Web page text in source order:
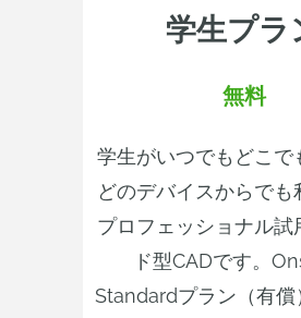
学生プラ
無料
学生がいつでもどこで
どのデバイスからでも
プロフェッショナル試
ド型CADです。
Standardプラン（有償